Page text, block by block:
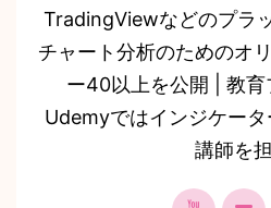
TradingViewなどのプラ
チャート分析のためのオ
ー40以上を公開 | 教育
Udemyではインジケー
講師を